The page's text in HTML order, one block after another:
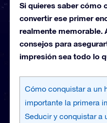
Si quieres saber cómo
convertir ese primer
realmente memorable.
consejos para
impresión sea todo lo
Cómo conquistar a un
importante la primera
Seducir y conquistar a